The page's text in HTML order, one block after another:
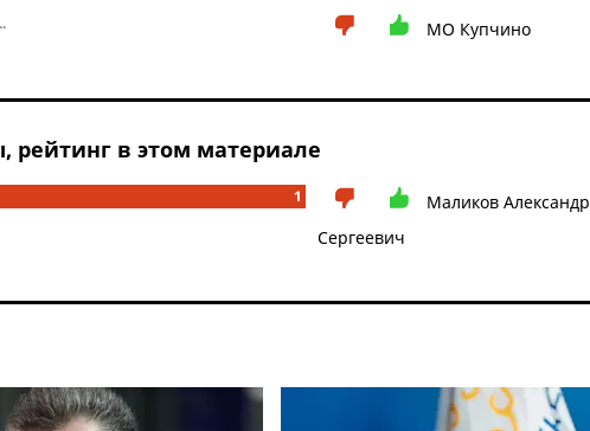
МО Купчино
в этом материале
1
Маликов Александр
Сергеевич